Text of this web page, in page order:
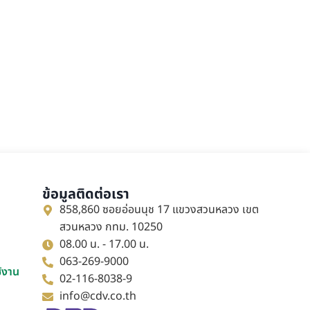
าน
ข้อมูลติดต่อเรา
858,860 ซอยอ่อนนุช 17 แขวงสวนหลวง เขต
สวนหลวง กทม. 10250
08.00 น. - 17.00 น.
063-269-9000
02-116-8038-9
info@cdv.co.th